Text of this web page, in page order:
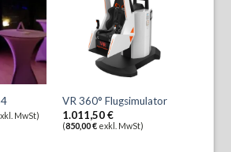
MwSt)
VR 360° Flugsimulator
1.011,50€
(850,00€exkl. MwSt)